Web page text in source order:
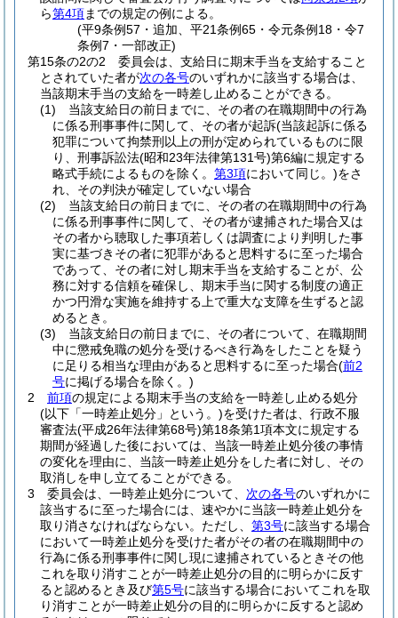
ら第4項までの規定の例による。
(平9条例57・追加、平21条例65・令元条例18・令7
条例7・一部改正)
第15条の2の2
委員会は、支給日に期末手当を支給すること
とされていた者が次の各号のいずれかに該当する場合は、
当該期末手当の支給を一時差し止めることができる。
(1)
当該支給日の前日までに、その者の在職期間中の行為
に係る刑事事件に関して、その者が起訴(当該起訴に係る
犯罪について拘禁刑以上の刑が定められているものに限
り、刑事訴訟法(昭和23年法律第131号)第6編に規定する
略式手続によるものを除く。 第3項において同じ。)をさ
れ、その判決が確定していない場合
(2)
当該支給日の前日までに、その者の在職期間中の行為
に係る刑事事件に関して、その者が逮捕された場合又は
その者から聴取した事項若しくは調査により判明した事
実に基づきその者に犯罪があると思料するに至った場合
であって、その者に対し期末手当を支給することが、公
務に対する信頼を確保し、期末手当に関する制度の適正
かつ円滑な実施を維持する上で重大な支障を生ずると認
めるとき。
(3)
当該支給日の前日までに、その者について、在職期間
中に懲戒免職の処分を受けるべき行為をしたことを疑う
に足りる相当な理由があると思料するに至った場合(前2
号に掲げる場合を除く。)
2
前項の規定による期末手当の支給を一時差し止める処分
(以下「一時差止処分」という。)を受けた者は、行政不服
審査法(平成26年法律第68号)第18条第1項本文に規定する
期間が経過した後においては、当該一時差止処分後の事情
の変化を理由に、当該一時差止処分をした者に対し、その
取消しを申し立てることができる。
3
委員会は、一時差止処分について、 次の各号のいずれかに
該当するに至った場合には、速やかに当該一時差止処分を
取り消さなければならない。 ただし、 第3号に該当する場合
において一時差止処分を受けた者がその者の在職期間中の
行為に係る刑事事件に関し現に逮捕されているときその他
これを取り消すことが一時差止処分の目的に明らかに反す
ると認めるとき及び第5号に該当する場合においてこれを取
り消すことが一時差止処分の目的に明らかに反すると認め